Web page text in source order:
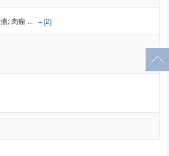
; 肉瘤 ... + [2]